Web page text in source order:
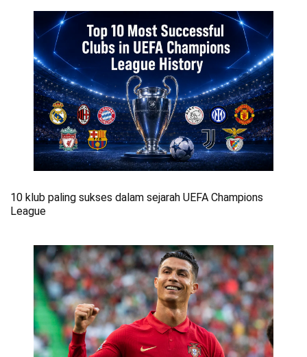
10 klub paling sukses dalam sejarah UEFA Champions
League